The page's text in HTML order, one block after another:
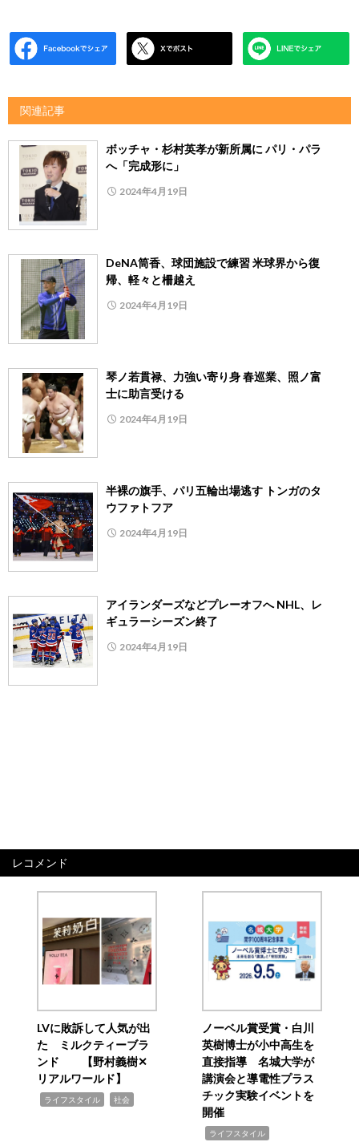
関連記事
ボッチャ・杉村英孝が新所属に パリ・パラ
へ「完成形に」
2024年4月19日
DeNA筒香、球団施設で練習 米球界から復
帰、軽々と柵越え
2024年4月19日
琴ノ若貫禄、力強い寄り身 春巡業、照ノ富
士に助言受ける
2024年4月19日
半裸の旗手、パリ五輪出場逃す トンガのタ
ウファトフア
2024年4月19日
アイランダーズなどプレーオフへ NHL、レ
ギュラーシーズン終了
2024年4月19日
レコメンド
LVに敗訴して人気が出
た ミルクティーブラ
ンド 【野村義樹✕
リアルワールド】
ライフスタイル 社会
ノーベル賞受賞・白川
英樹博士が小中高生を
直接指導 名城大学が
講演会と導電性プラス
チック実験イベントを
開催
ライフスタイル